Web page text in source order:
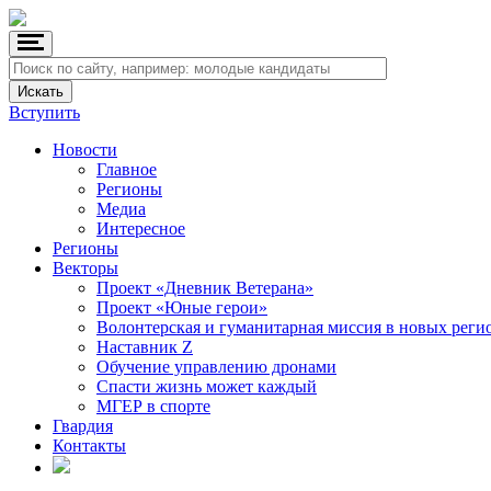
Вступить
Новости
Главное
Регионы
Медиа
Интересное
Регионы
Векторы
Проект «Дневник Ветерана»
Проект «Юные герои»
Волонтерская и гуманитарная миссия в новых
Наставник Z
Обучение управлению дронами
Спасти жизнь может каждый
МГЕР в спорте
Гвардия
Контакты